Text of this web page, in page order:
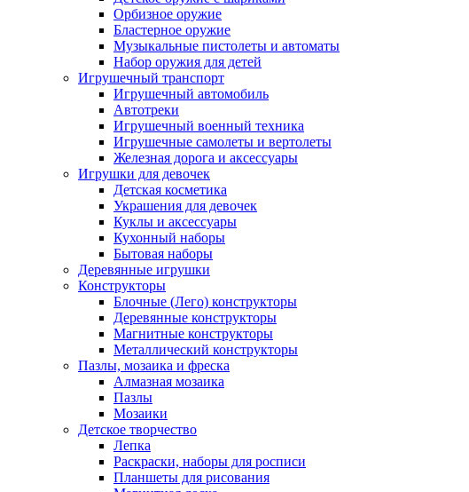
Орбизное оружие
Бластерное оружие
Музыкальные пистолеты и автоматы
Набор оружия для детей
Игрушечный транспорт
Игрушечный автомобиль
Aвтотреки
Игрушечный военный техника
Игрушечные самолеты и вертолеты
Железная дорога и аксессуары
Игрушки для девочек
Детская косметика
Украшения для девочек
Куклы и аксессуары
Кухонный наборы
Бытовая наборы
Деревянные игрушки
Конструкторы
Блочные (Лего) конструкторы
Деревянные конструкторы
Магнитные конструкторы
Металлический конструкторы
Пазлы, мозаика и фреска
Алмазная мозаика
Пазлы
Мозаики
Детское творчество
Лепка
Раскраски, наборы для росписи
Планшеты для рисования